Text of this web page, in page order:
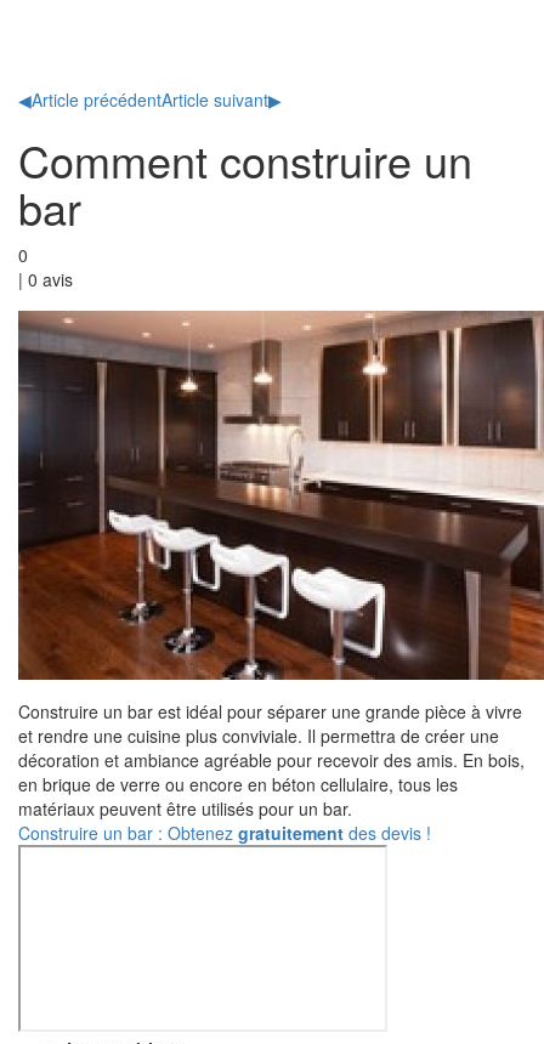
◀Article précédentArticle suivant▶
Comment construire un
bar
0
| 0 avis
Construire un bar est idéal pour séparer une grande pièce à vivre
et rendre une cuisine plus conviviale. Il permettra de créer une
décoration et ambiance agréable pour recevoir des amis. En bois,
en brique de verre ou encore en béton cellulaire, tous les
matériaux peuvent être utilisés pour un bar.
Construire un bar : Obtenez gratuitement des devis !